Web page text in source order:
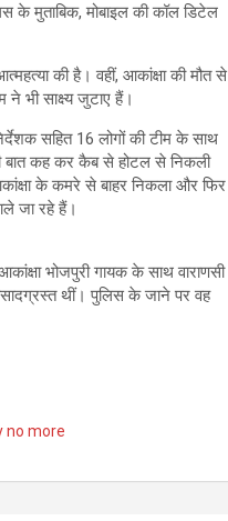
के मुताबिक, मोबाइल की कॉल डिटेल
की है। वहीं, आकांक्षा की मौत से
भी साक्ष्य जुटाए हैं।
सहित 16 लोगों की टीम के साथ
बात कह कर कैब से होटल से निकली
के कमरे से बाहर निकला और फिर
जा रहे हैं।
भोजपुरी गायक के साथ वाराणसी
थीं। पुलिस के जाने पर वह
no more